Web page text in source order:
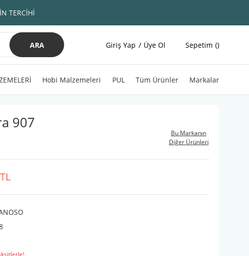
TERCİHİ
ARA Giriş Yap Üye Ol Sepetim
Hobi Malzemeleri PUL Tüm Ürünler Markalar
907
Bu Markanın
Diğer Ürünleri